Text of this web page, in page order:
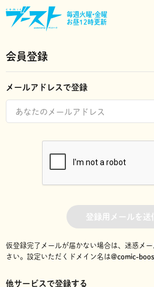
毎週火曜•金曜
お昼12時更新
会員登録
メールアドレスで登録
登録用メールを送
仮登録完了メールが届かない場合は、迷惑メ
さい。 設定いただくドメイン名は@comic-
他サービスで登録する